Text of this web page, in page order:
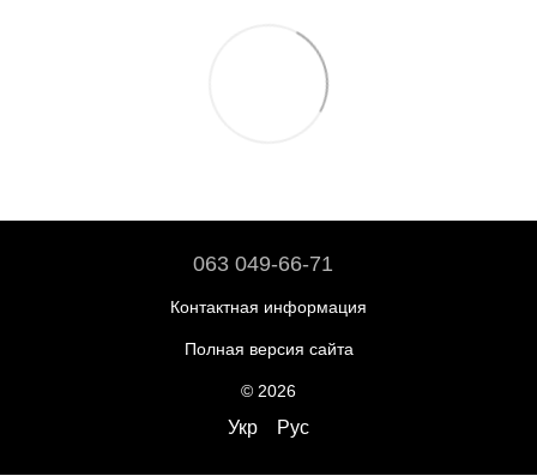
063 049-66-71
Контактная информация
Полная версия сайта
© 2026
Укр Рус